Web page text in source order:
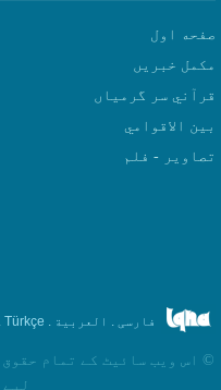
صفحه اول
مکمل خبریں
قرآني سر گرمياں
بين الاقوامي
تصاوير - فلم
فارسی . العربیة .
Türkçe
.
© اس ویب سائیٹ کے تمام